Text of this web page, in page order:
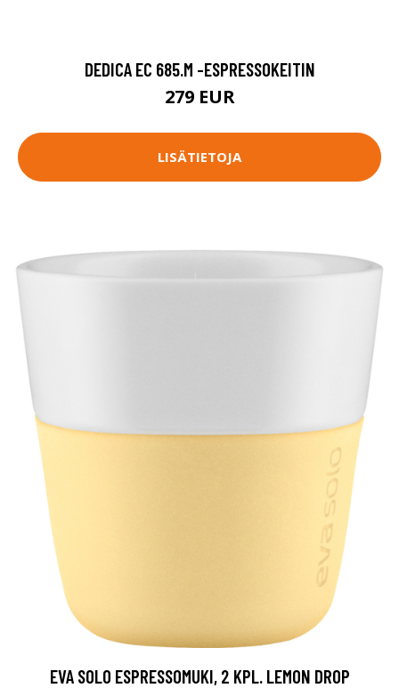
DEDICA EC 685.M -ESPRESSOKEITIN
279 EUR
LISÄTIETOJA
EVA SOLO ESPRESSOMUKI, 2 KPL. LEMON DROP